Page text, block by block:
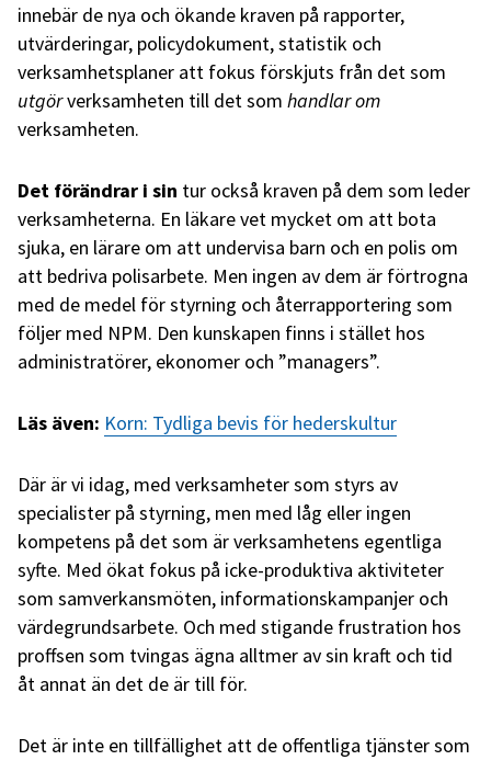
innebär de nya och ökande kraven på rapporter,
utvärderingar, policydokument, statistik och
verksamhetsplaner att fokus förskjuts från det som
utgörverksamheten till det som handlar om
verksamheten.
Det förändrar i sin tur också kraven på dem som leder
verksamheterna. En läkare vet mycket om att bota
sjuka, en lärare om att undervisa barn och en polis om
att bedriva polisarbete. Men ingen av dem är förtrogna
med de medel för styrning och återrapportering som
följer med NPM. Den kunskapen finns i stället hos
administratörer, ekonomer och ”managers”.
Läs även: Korn: Tydliga bevis för hederskultur
Där är vi idag, med verksamheter som styrs av
specialister på styrning, men med låg eller ingen
kompetens på det som är verksamhetens egentliga
syfte. Med ökat fokus på icke-produktiva aktiviteter
som samverkansmöten, informationskampanjer och
värdegrundsarbete. Och med stigande frustration hos
proffsen som tvingas ägna alltmer av sin kraft och tid
åt annat än det de är till för.
Det är inte en tillfällighet att de offentliga tjänster som